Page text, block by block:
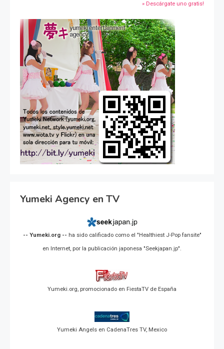
» Descárgate uno gratis!
Yumeki Agency en TV
-- Yumeki.org -- ha sido calificado como el "Healthiest J-Pop fansite"
en Internet, por la publicación japonesa "Seekjapan.jp".
Yumeki.org, promocionado en FiestaTV de España
Yumeki Angels en CadenaTres TV, Mexico